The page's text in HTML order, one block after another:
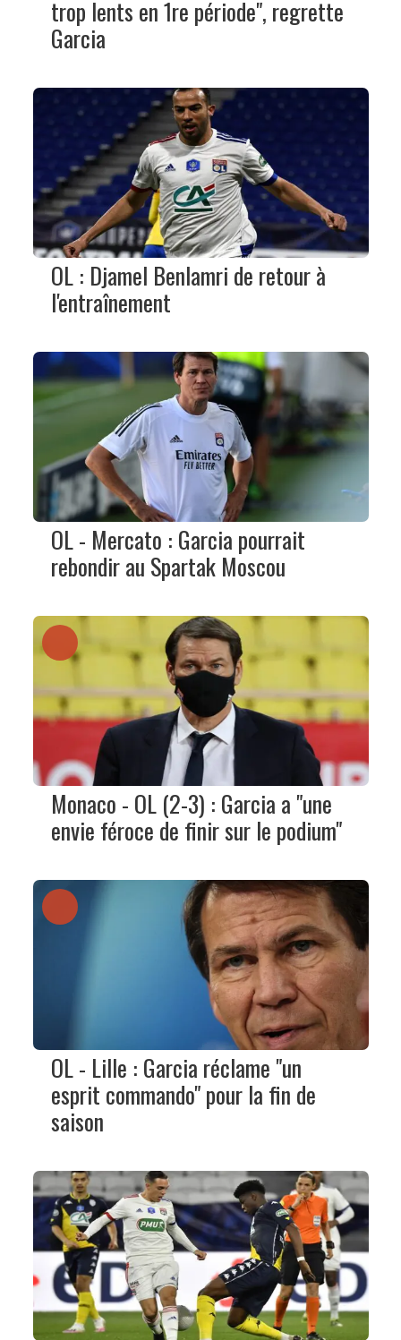
trop lents en 1re période", regrette
Garcia
OL : Djamel Benlamri de retour à
l'entraînement
OL - Mercato : Garcia pourrait
rebondir au Spartak Moscou
Monaco - OL (2-3) : Garcia a "une
envie féroce de finir sur le podium"
OL - Lille : Garcia réclame "un
esprit commando" pour la fin de
saison